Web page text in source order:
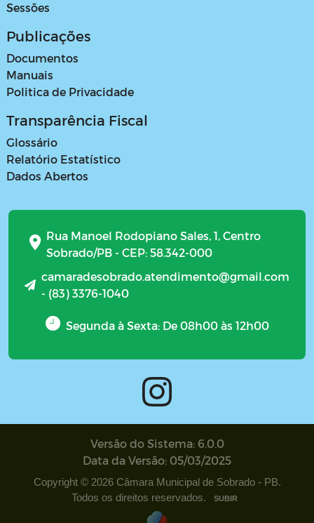
Sessões
Publicações
Documentos
Manuais
Politica de Privacidade
Transparência Fiscal
Glossário
Relatório Estatístico
Dados Abertos
Rua Manoel Rodopiano Sales, 1, Centro
Sobrado/PB - CEP: 58.342-000
camaradesobrado.atendimento@gmail.com
- (83) 3376-1040
Segunda à Sexta: De 08h00 às 12h00
Versão do Sistema: 6.0.0
Data da Versão: 05/03/2025
Copyright © 2026 Câmara Municipal de Sobrado - PB.
Todos os direitos reservados.
SUBIR